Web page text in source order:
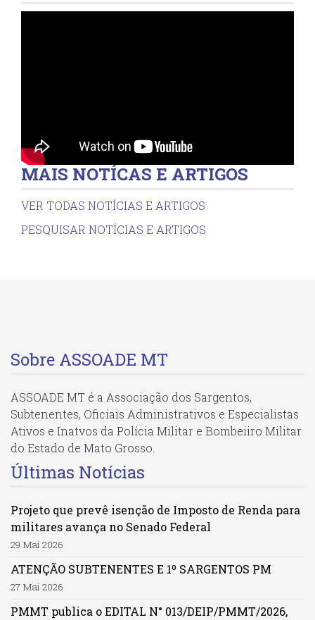
MAIS NOTÍCAS E ARTIGOS
VER TODAS NOTÍCIAS E ARTIGOS
PESQUISAR NOTÍCIAS E ARTIGOS
Sobre ASSOADE MT
ASSOADE MT é a Associação dos Sargentos,
Subtenentes, Oficiais Administrativos e Especialistas
Ativos e Inatvos da Polícia Militar e Bombeiiro Militar
do Estado de Mato Grosso.
Últimas Notícias
Projeto que prevê isenção de Imposto de Renda para
militares avança no Senado Federal
29 Mai 2026
ATENÇÃO SUBTENENTES E 1º SARGENTOS PM
27 Mai 2026
PMMT publica o EDITAL N° 013/DEIP/PMMT/2026,